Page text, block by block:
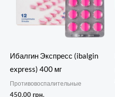
Ибалгин Экспресс (ibalgin
express) 400 мг
Противовоспалительные
450,00 грн.